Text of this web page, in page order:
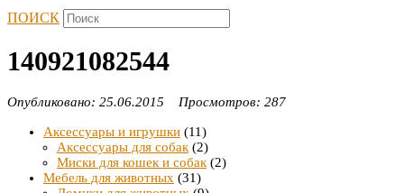
ПОИСК
140921082544
Опубликовано: 25.06.2015 Просмотров: 287
Аксессуары и игрушки (11)
Аксессуары для собак (2)
Миски для кошек и собак (2)
Мебель для животных (31)